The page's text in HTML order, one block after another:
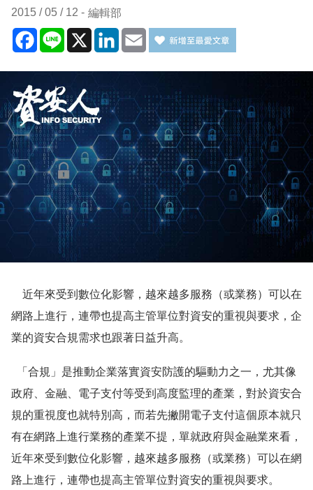
2015 / 05 / 12 編輯部
Facebook
Line X LinkedIn
Email
近年來受到數位化影響，越來越多服務（或業務）可以在
網路上進行，連帶也提高主管單位對資安的重視與要求，企
業的資安合規需求也跟著日益升高。
「合規」是推動企業落實資安防護的驅動力之一，尤其像
政府、金融、電子支付等受到高度監理的產業，對於資安合
規的重視度也就特別高，而若先撇開電子支付這個原本就只
有在網路上進行業務的產業不提，單就政府與金融業來看，
近年來受到數位化影響，越來越多服務（或業務）可以在網
路上進行，連帶也提高主管單位對資安的重視與要求。